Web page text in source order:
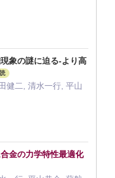
象の謎に迫る-より高
健二, 清水一行, 平山
金の力学特性最適化